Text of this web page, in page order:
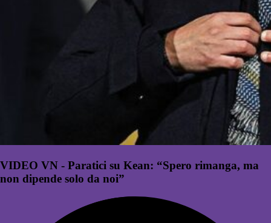
VIDEO VN - Paratici su Kean: “Spero rimanga, ma
non dipende solo da noi”